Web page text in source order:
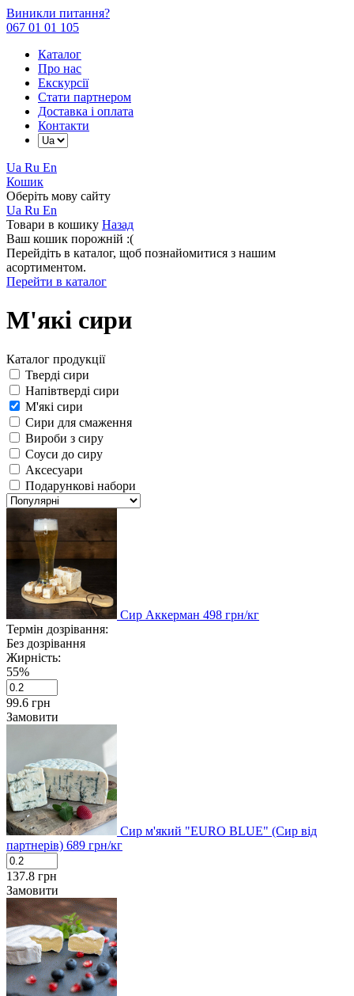
Виникли питання?
067 01 01 105
Каталог
Про нас
Екскурсії
Стати партнером
Доставка і оплата
Контакти
Ua Ru En
Кошик
Оберіть мову сайту
Ua Ru En
Товари в кошику Назад
Ваш кошик порожній :(
Перейдіть в каталог, щоб познайомитися з нашим
асортиментом.
Перейти в каталог
М'які сири
Каталог продукції
Тверді сири
Напівтверді сири
М'які сири
Сири для смаження
Вироби з сиру
Соуси до сиру
Аксесуари
Подарункові набори
Сир Аккерман 498 грн/кг
Термін дозрівання:
Без дозрівання
Жирність:
55%
99.6 грн
Замовити
Сир м'який "EURO BLUE" (Сир від
партнерів) 689 грн/кг
137.8 грн
Замовити